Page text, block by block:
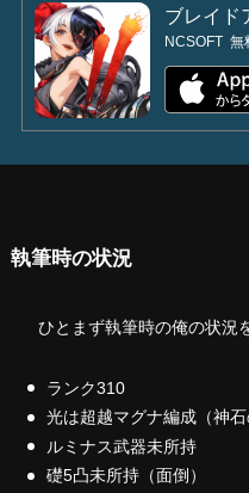
ブレイド
NCSOFT 無
執筆時の状況
ひとまず執筆時の俺の状況
ランク310
光は超越マグナ編成（神
ルミナス武器未所持
礎5凸未所持（面倒）